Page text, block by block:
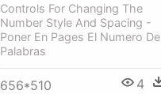
Controls For Changing The
Number Style And Spacing -
Poner En Pages El Numero De
Palabras
656*510 4